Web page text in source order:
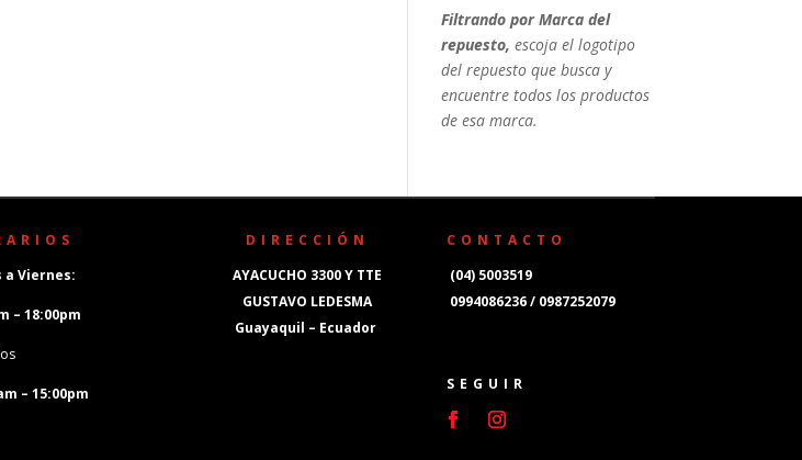
Filtrando por Marca del
repuesto, escoja el logotipo
del repuesto que busca y
encuentre todos los productos
de esa marca.
a Viernes:
– 18:00pm
– 15:00pm
DIRECCIÓN
AYACUCHO 3300 Y TTE
GUSTAVO LEDESMA
Guayaquil – Ecuador
CONTACTO
(04) 5003519
0994086236 / 0987252079
SEGUIR